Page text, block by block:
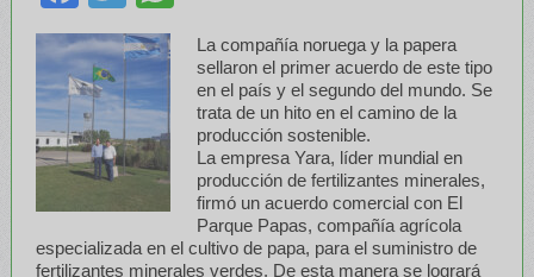
La compañía noruega y la papera
sellaron el primer acuerdo de este tipo
en el país y el segundo del mundo. Se
trata de un hito en el camino de la
producción sostenible.
La empresa Yara, líder mundial en
producción de fertilizantes minerales,
firmó un acuerdo comercial con El
Parque Papas, compañía agrícola
especializada en el cultivo de papa, para el suministro de
fertilizantes minerales verdes. De esta manera se logrará